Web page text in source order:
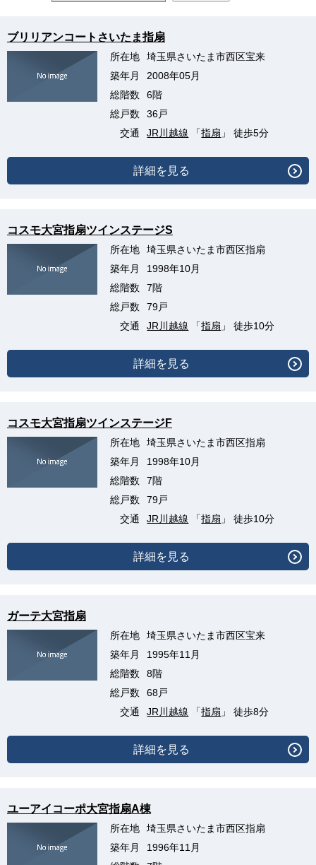
ブリリアンコートさいたま指扇
所在地
埼玉県さいたま市西区宝来
築年月
2008年05月
総階数
6階
総戸数
36戸
交通
JR川越線 「指扇 」 徒歩5分
詳細を見る
コスモ大宮指扇ツインステージS
所在地
埼玉県さいたま市西区指扇
築年月
1998年10月
総階数
7階
総戸数
79戸
交通
JR川越線 「指扇 」 徒歩10分
詳細を見る
コスモ大宮指扇ツインステージF
所在地
埼玉県さいたま市西区指扇
築年月
1998年10月
総階数
7階
総戸数
79戸
交通
JR川越線 「指扇 」 徒歩10分
詳細を見る
ガーテ大宮指扇
所在地
埼玉県さいたま市西区宝来
築年月
1995年11月
総階数
8階
総戸数
68戸
交通
JR川越線 「指扇 」 徒歩8分
詳細を見る
ユーアイコーポ大宮指扇A棟
所在地
埼玉県さいたま市西区指扇
築年月
1996年11月